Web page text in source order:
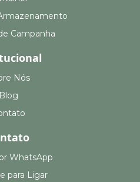
Campanha
Nós
Blog
WhatsApp
para Ligar